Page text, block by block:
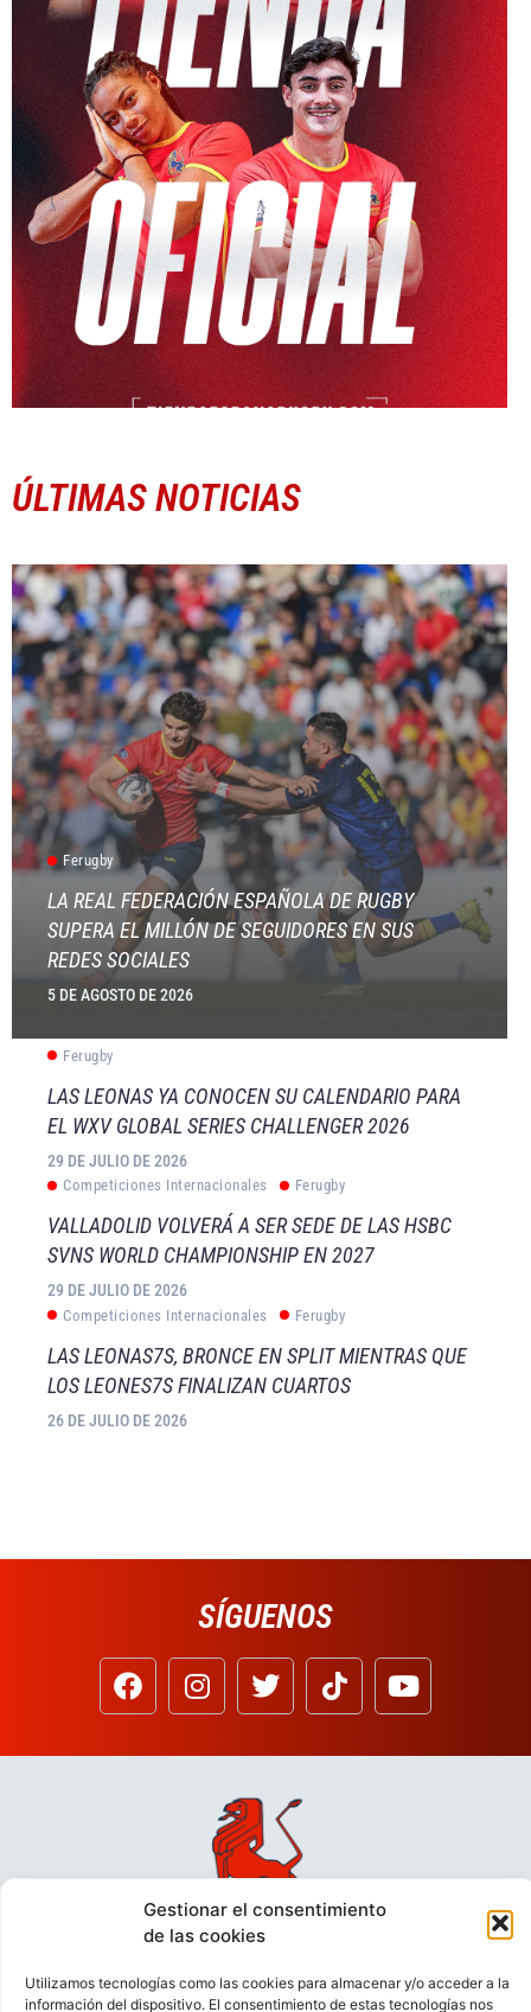
Gestionar el consentimiento
de las cookies
Utilizamos tecnologías como las cookies para almacenar y/o acceder a la
información del dispositivo. El consentimiento de estas tecnologías nos
ÚLTIMAS NOTICIAS
Ferugby
LA REAL FEDERACIÓN ESPAÑOLA DE RUGBY
SUPERA EL MILLÓN DE SEGUIDORES EN SUS
REDES SOCIALES
5 DE AGOSTO DE 2026
Ferugby
LAS LEONAS YA CONOCEN SU CALENDARIO PARA
EL WXV GLOBAL SERIES CHALLENGER 2026
29 DE JULIO DE 2026
Competiciones Internacionales Ferugby
VALLADOLID VOLVERÁ A SER SEDE DE LAS HSBC
SVNS WORLD CHAMPIONSHIP EN 2027
29 DE JULIO DE 2026
Competiciones Internacionales Ferugby
LAS LEONAS7S, BRONCE EN SPLIT MIENTRAS QUE
LOS LEONES7S FINALIZAN CUARTOS
26 DE JULIO DE 2026
SÍGUENOS